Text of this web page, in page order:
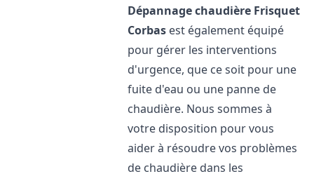
Dépannage chaudière Frisquet
Corbas est également équipé
pour gérer les interventions
d'urgence, que ce soit pour une
fuite d'eau ou une panne de
chaudière. Nous sommes à
votre disposition pour vous
aider à résoudre vos problèmes
de chaudière dans les